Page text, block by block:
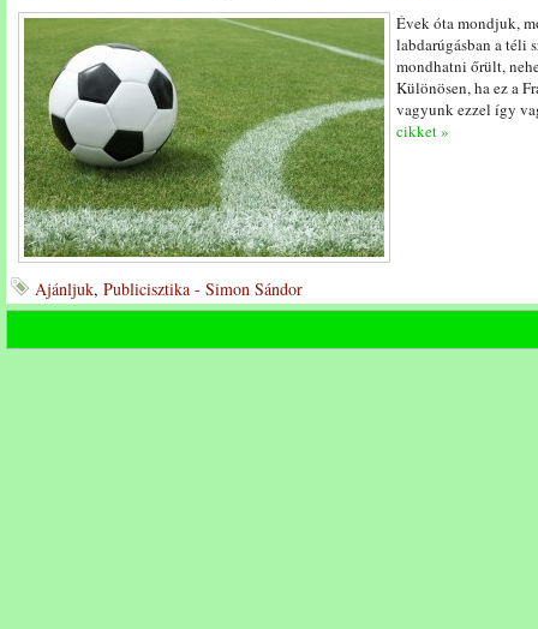
Évek óta mondjuk,
labdarúgásban a téli
mondhatni őrült,
Különösen, ha ez a
vagyunk ezzel így
cikket »
Ajánljuk, Publicisztika - Simon Sándor